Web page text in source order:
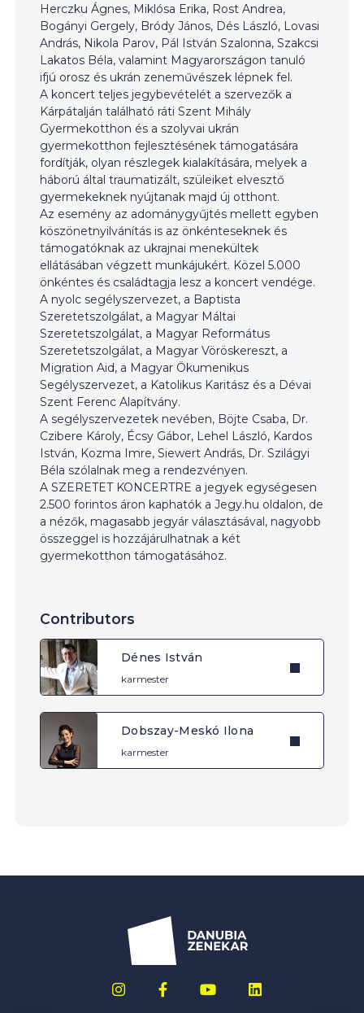
Herczku Ágnes, Miklósa Erika, Rost Andrea,
Bogányi Gergely, Bródy János, Dés László, Lovasi
András, Nikola Parov, Pál István Szalonna, Szakcsi
Lakatos Béla, valamint Magyarországon tanuló
ifjú orosz és ukrán zeneművészek lépnek fel.
A koncert teljes jegybevételét a szervezők a
Kárpátalján található ráti Szent Mihály
Gyermekotthon és a szolyvai ukrán
gyermekotthon fejlesztésének támogatására
fordítják, olyan részlegek kialakítására, melyek a
háború által traumatizált, szüleiket elvesztő
gyermekeknek nyújtanak majd új otthont.
Az esemény az adománygyűjtés mellett egyben
köszönetnyilvánítás is az önkénteseknek és
támogatóknak az ukrajnai menekültek
ellátásában végzett munkájukért. Közel 5.000
önkéntes és családtagja lesz a koncert vendége.
A nyolc segélyszervezet, a Baptista
Szeretetszolgálat, a Magyar Máltai
Szeretetszolgálat, a Magyar Református
Szeretetszolgálat, a Magyar Vöröskereszt, a
Migration Aid, a Magyar Ökumenikus
Segélyszervezet, a Katolikus Karitász és a Dévai
Szent Ferenc Alapítvány.
A segélyszervezetek nevében, Böjte Csaba, Dr.
Czibere Károly, Écsy Gábor, Lehel László, Kardos
István, Kozma Imre, Siewert András, Dr. Szilágyi
Béla szólalnak meg a rendezvényen.
A SZERETET KONCERTRE a jegyek egységesen
2.500 forintos áron kaphatók a Jegy.hu oldalon, de
a nézők, magasabb jegyár választásával, nagyobb
összeggel is hozzájárulhatnak a két
gyermekotthon támogatásához.
Contributors
Dénes István
karmester
Dobszay-Meskó Ilona
karmester